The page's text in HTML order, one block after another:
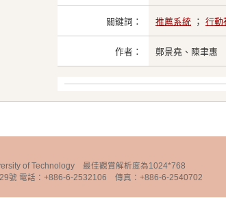
關鍵詞： 推薦系統 ； 行動
作者： 鄭景堯、陳聿惠
of Technology 最佳觀賞解析度為1024*768
號 電話：+886-6-2532106 傳真：+886-6-2540702